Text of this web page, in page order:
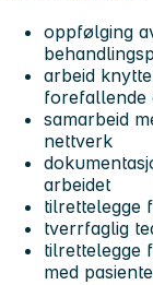
oppfølging
arbeid
forefallende
samarbeid
nettverk
arbeidet
tilrettelegge
tverrfaglig
tilrettelegge
med